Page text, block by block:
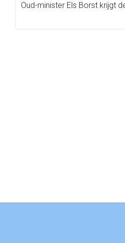
Oud-minister Els Borst krijgt